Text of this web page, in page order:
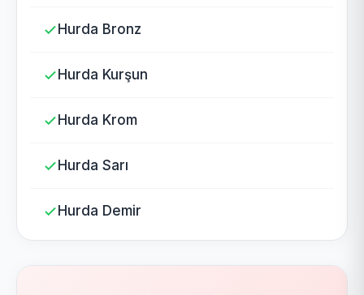
Hurda Bronz
Hurda Kurşun
Hurda Krom
Hurda Sarı
Hurda Demir